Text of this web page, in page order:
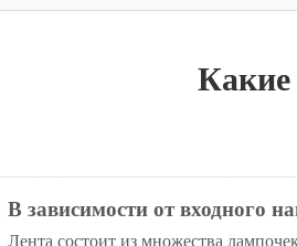
Какие
В зависимости от входного
Лента состоит из множества